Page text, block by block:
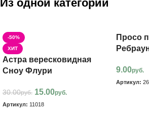
Из одной категории
-50%
ХИТ
Астра вересковидная
Сноу Флури
30.00руб. 15.00руб.
Артикул: 11018
Просо
9.00руб.
Артикул: